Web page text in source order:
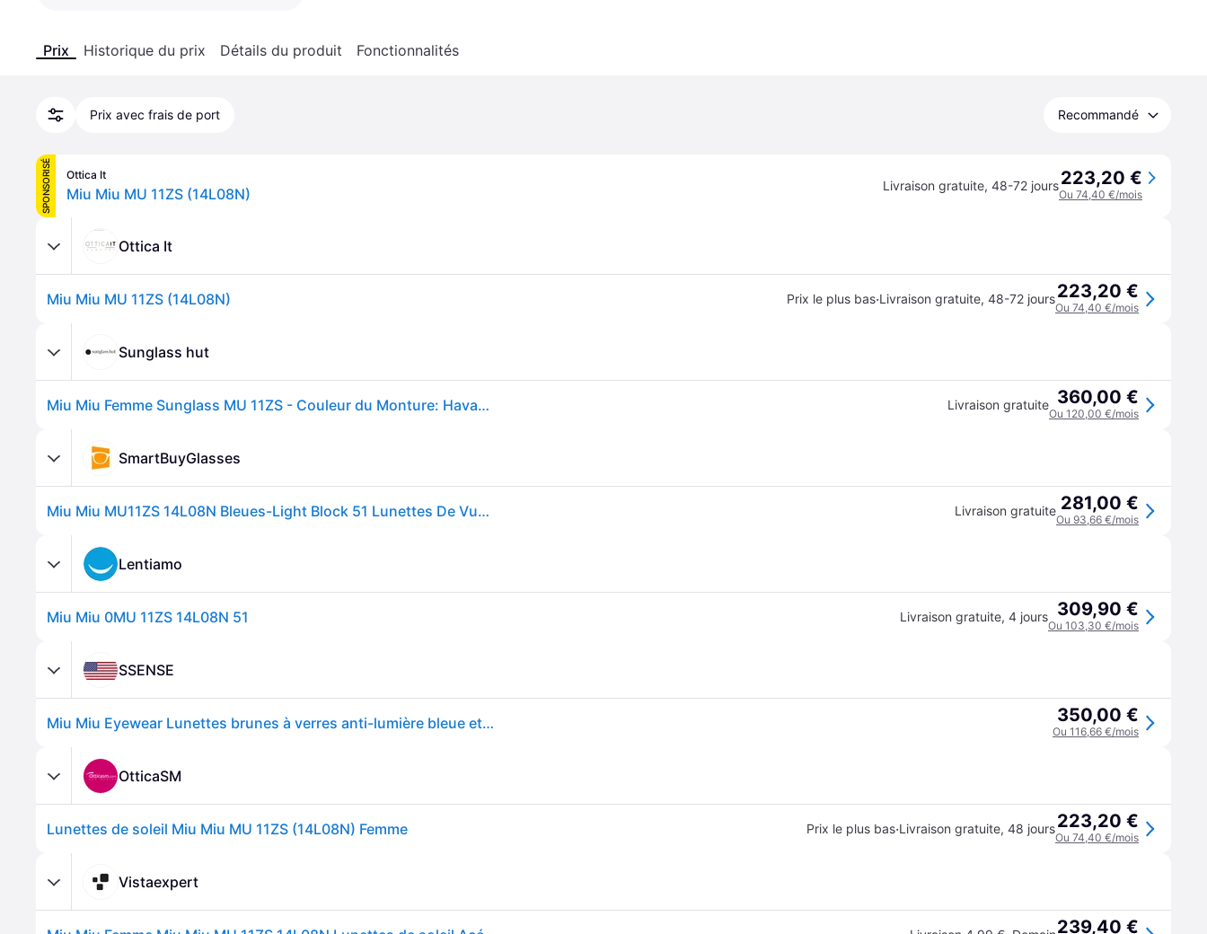
Prix Historique du prix Détails du produit Fonctionnalités
Prix avec frais de port Recommandé
SPONSORISÉ Ottica It
Miu Miu MU 11ZS (14L08N) Livraison gratuite, 48-72 jours223,20 €
Ou 74,40 €/mois
Ottica It
Miu Miu MU 11ZS (14L08N) Prix le plus bas·Livraison gratuite, 48-72 jours223,20 €
Ou 74,40 €/mois
Sunglass hut
Miu Miu Femme Sunglass MU 11ZS - Couleur du Monture: Havana Miel, Couleur de Lentille: Clear Blue-Violet Light Filter Livraison gratuite 360,00 €
Ou 120,00 €/mois
SmartBuyGlasses
Miu Miu MU11ZS 14L08N Bleues-Light Block 51 Lunettes De Vue Femme Ecailléesshell Livraison gratuite 281,00 €
Ou 93,66 €/mois
Lentiamo
Miu Miu 0MU 11ZS 14L08N 51 Livraison gratuite, 4 jours 309,90 €
Ou 103,30 €/mois
SSENSE
Miu Miu Eyewear Lunettes brunes à verres anti-lumière bleue et à logos - Regard 350,00 €
Ou 116,66 €/mois
OtticaSM
Lunettes de soleil Miu Miu MU 11ZS (14L08N) Femme Prix le plus bas·Livraison gratuite, 48 jours223,20 €
Ou 74,40 €/mois
Vistaexpert
239,40 €